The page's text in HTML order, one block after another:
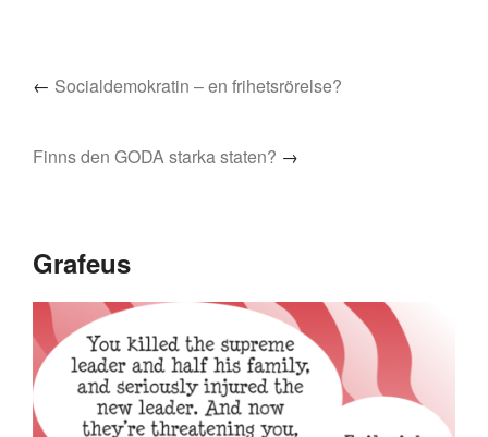
← Socialdemokratin – en frihetsrörelse?
Finns den GODA starka staten? →
Grafeus